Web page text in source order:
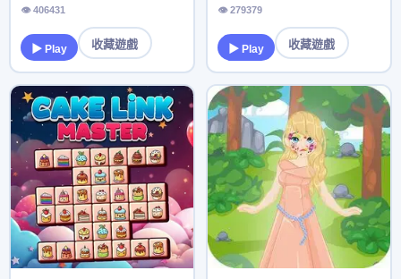
👁 406431
▶ Play 收藏遊戲
👁 279379
▶ Play 收藏遊戲